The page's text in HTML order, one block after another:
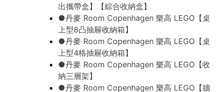
出攜帶盒】【綜合收納盒】
●丹麥 Room Copenhagen 樂高 LEGO【桌
上型8凸抽屜收納箱】
●丹麥 Room Copenhagen 樂高 LEGO【桌
上型4格抽屜收納箱】
●丹麥 Room Copenhagen 樂高 LEGO【收
納三層架】
●丹麥 Room Copenhagen 樂高 LEGO【牆